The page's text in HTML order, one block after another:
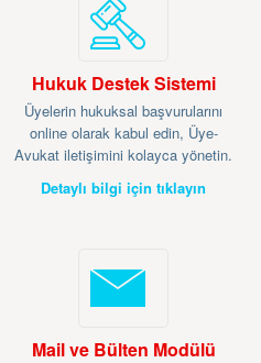
Hukuk Destek Sistemi
Üyelerin hukuksal başvurularını
online olarak kabul edin, Üye-
Avukat iletişimini kolayca yönetin.
Detaylı bilgi için tıklayın
Mail ve Bülten Modülü